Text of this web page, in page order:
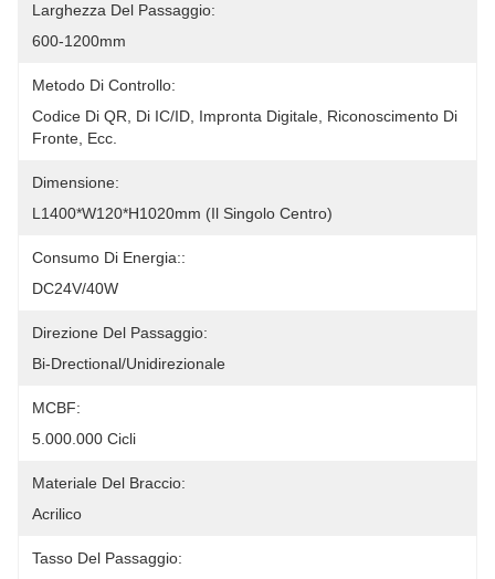
Larghezza Del Passaggio:
600-1200mm
Metodo Di Controllo:
Codice Di QR, Di IC/ID, Impronta Digitale, Riconoscimento Di
Fronte, Ecc.
Dimensione:
L1400*W120*H1020mm (il Singolo Centro)
Consumo Di Energia::
DC24V/40W
Direzione Del Passaggio:
Bi-Drectional/unidirezionale
MCBF:
5.000.000 Cicli
Materiale Del Braccio:
Acrilico
Tasso Del Passaggio: